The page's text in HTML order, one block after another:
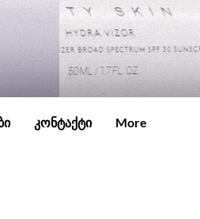
კონტაქტი More